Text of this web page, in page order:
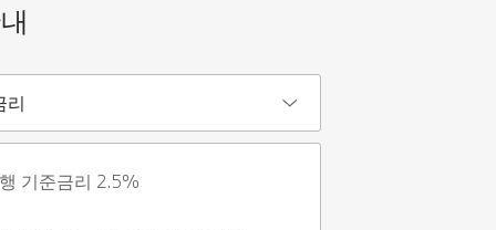
리
기준금리 2.5%